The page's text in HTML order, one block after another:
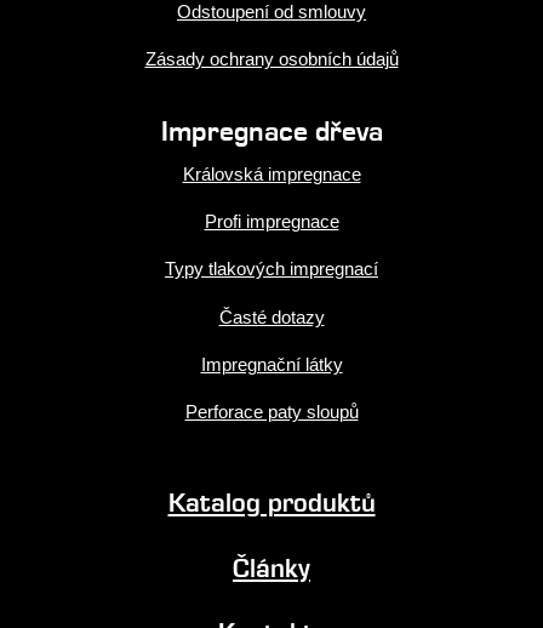
Odstoupení od smlouvy
Zásady ochrany osobních údajů
Impregnace dřeva
Královská impregnace
Profi impregnace
Typy tlakových impregnací
Časté dotazy
Impregnační látky
Perforace paty sloupů
Katalog produktů
Články